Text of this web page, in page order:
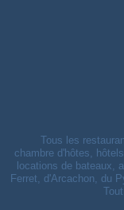
Tous les
chambre d'hôtes,
locations de bateaux,
Ferret, d'Arcachon, du